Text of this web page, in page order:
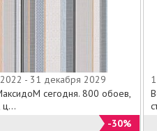
- 31 декабря 2029
сегодня. 800 обоев,
ц...
-30%